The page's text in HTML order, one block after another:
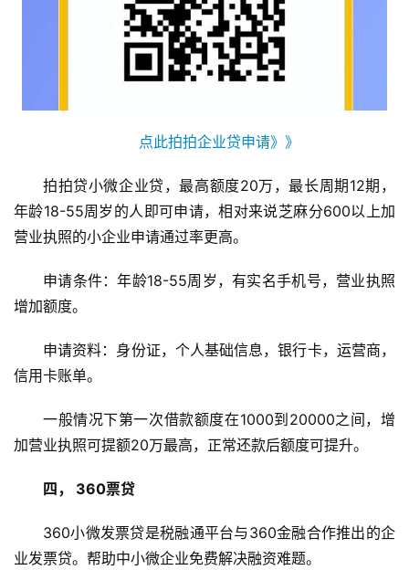
页
赚
赚
登录 注册
点此拍拍企业贷申请》》
拍拍贷小微企业贷，最高额度20万，最长周期12期，
年龄18-55周岁的人即可申请，相对来说芝麻分600以上加
营业执照的小企业申请通过率更高。
申请条件：年龄18-55周岁，有实名手机号，营业执照
增加额度。
申请资料：身份证，个人基础信息，银行卡，运营商，
信用卡账单。
一般情况下第一次借款额度在1000到20000之间，增
加营业执照可提额20万最高，正常还款后额度可提升。
四， 360票贷
360小微发票贷是税融通平台与360金融合作推出的企
业发票贷。帮助中小微企业免费解决融资难题。